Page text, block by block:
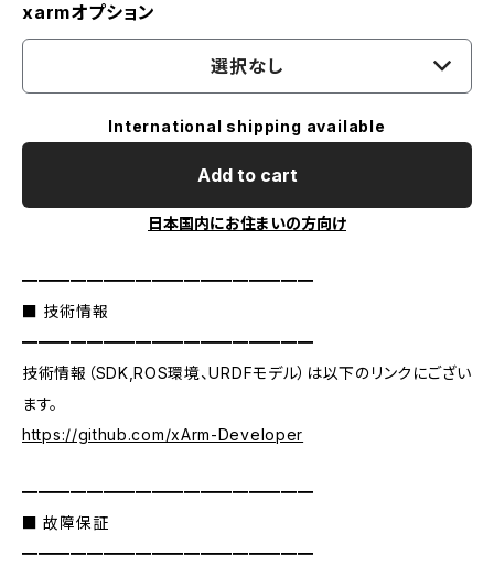
xarmオプション
選択なし
International shipping available
Add to cart
日本国内にお住まいの方向け
━━━━━━━━━━━━━━━━━━
■ 技術情報
━━━━━━━━━━━━━━━━━━
技術情報（SDK,ROS環境、URDFモデル）は以下のリンクにござい
ます。
https://github.com/xArm-Developer
━━━━━━━━━━━━━━━━━━
■ 故障保証
━━━━━━━━━━━━━━━━━━